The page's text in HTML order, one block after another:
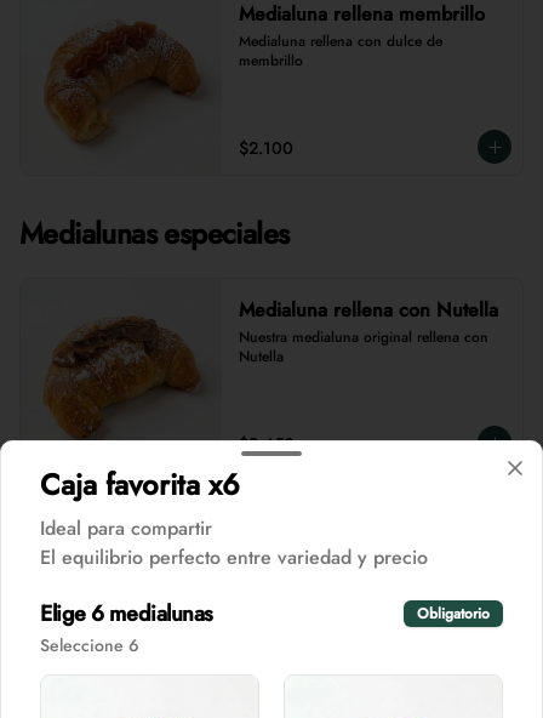
Medialuna rellena membrillo
Medialuna rellena con dulce de
membrillo
$2.100
Medialunas especiales
Medialuna rellena con Nutella
Nuestra medialuna original rellena con
Nutella
$2.450
Nuestra deliciosa medialuna original
rellena con queso mantecoso y jamón
Caja favorita x6
Ideal para compartir
El equilibrio perfecto entre variedad y precio
Elige 6 medialunas Obligatorio
Seleccione 6